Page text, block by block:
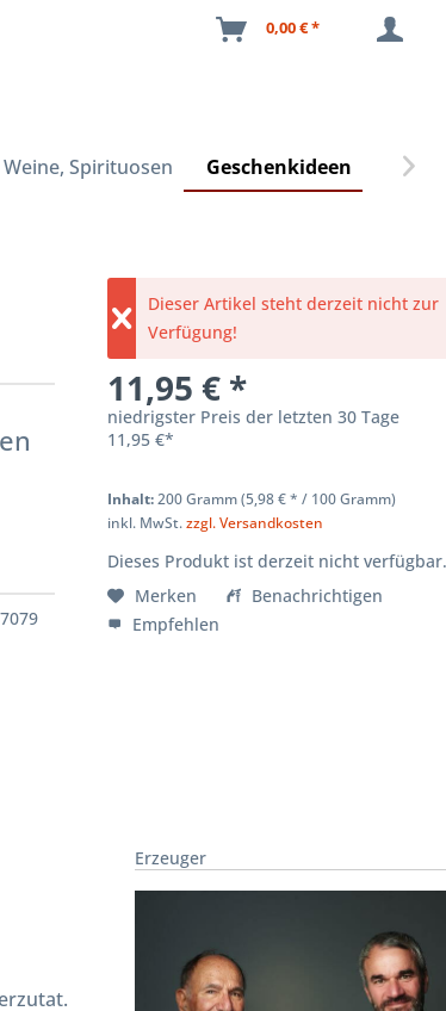
0,00 € *
Weine, Spirituosen Geschenkideen 
Dieser Artikel steht derzeit nicht zur
Verfügung!
11,95 € *
niedrigster Preis der letzten 30 Tage
11,95 €*
Inhalt:200 Gramm (5,98 €* / 100 Gramm)
inkl. MwSt.zzgl. Versandkosten
Dieses Produkt ist derzeit nicht verfügbar.
Merken
Benachrichtigen
Empfehlen
Erzeuger